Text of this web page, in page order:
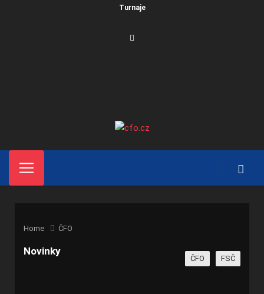
Turnaje
Home ČFO
Novinky
ČFO FSČ